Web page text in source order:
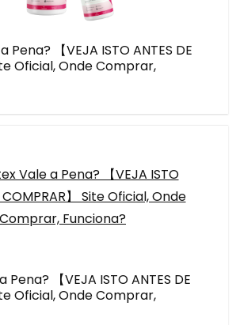
Pena? 【VEJA ISTO ANTES DE
Oficial, Onde Comprar,
【VEJA ISTO ANTES DE
Oficial, Onde Comprar,